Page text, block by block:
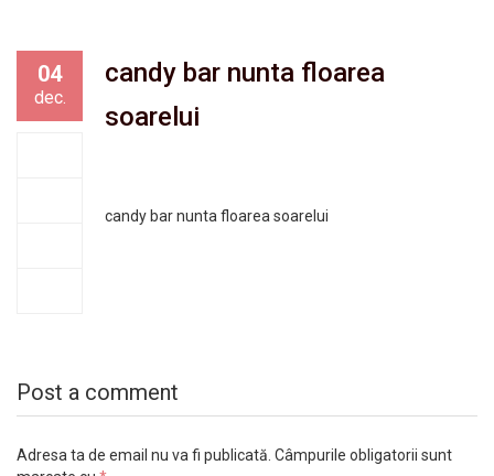
04
dec.
candy bar nunta floarea
soarelui
candy bar nunta floarea soarelui
Post a comment
Adresa ta de email nu va fi publicată. Câmpurile obligatorii sunt